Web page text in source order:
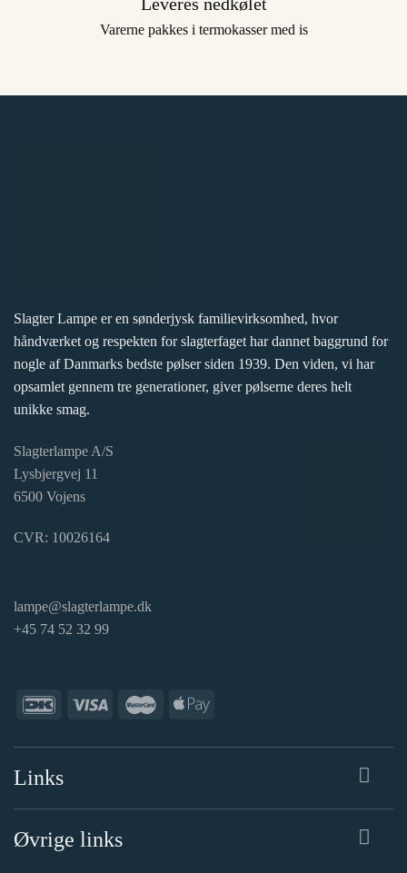
Varerne pakkes i termokasser med is
Slagter Lampe er en sønderjysk familievirksomhed, hvor
håndværket og respekten for slagterfaget har dannet baggrund for
nogle af Danmarks bedste pølser siden 1939. Den viden, vi har
opsamlet gennem tre generationer, giver pølserne deres helt
unikke smag.
Slagterlampe A/S
Lysbjergvej 11
6500 Vojens
CVR: 10026164
lampe@slagterlampe.dk
+45 74 52 32 99
Links
Øvrige links